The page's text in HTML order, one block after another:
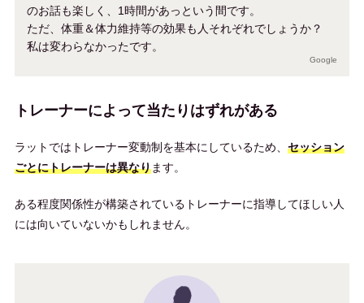
のお話も楽しく、1時間があっという間です。
ただ、体重＆体力維持等の効果も人それぞれでしょうか？
私は変わらなかったです。
Google
トレーナーによって当たりはずれがある
ラットではトレーナー変動制を基本にしているため、 セッション
ごとにトレーナーは異なります。
ある程度関係性が構築されているトレーナーに指導してほしい人
には向いていないかもしれません。